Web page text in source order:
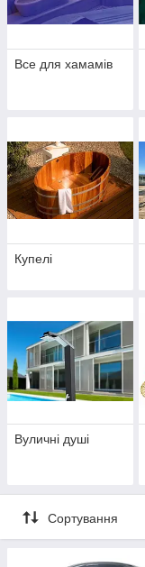
Все для хамамів
Купелі
Вуличні душі
Сортування